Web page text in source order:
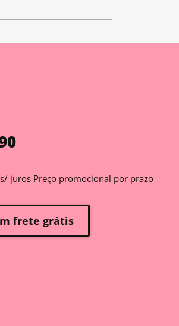
juros Preço promocional por prazo
frete grátis